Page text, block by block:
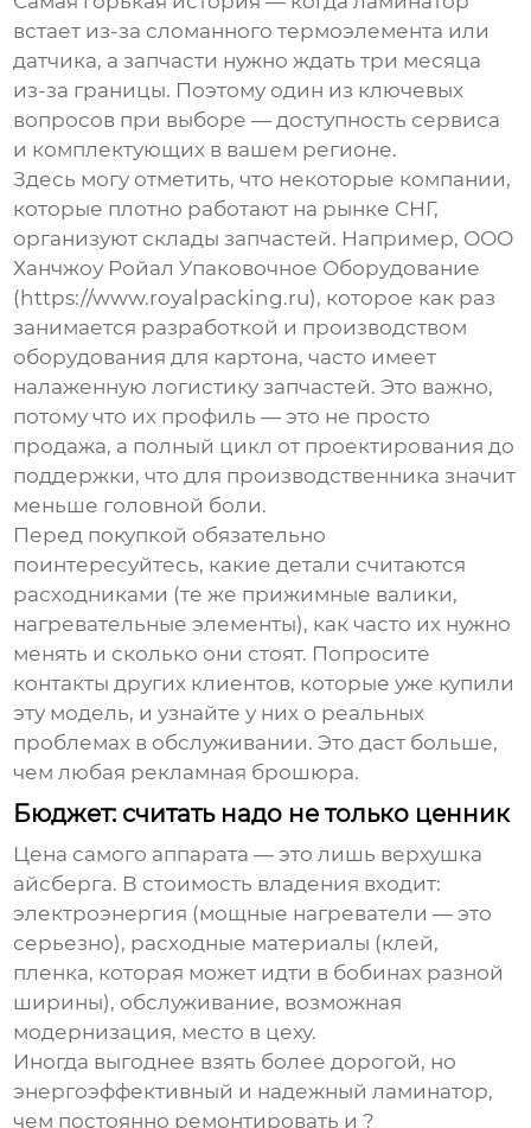
встает из-за сломанного термоэлемента или
датчика, а запчасти нужно ждать три месяца
из-за границы. Поэтому один из ключевых
вопросов при выборе — доступность сервиса
и комплектующих в вашем регионе.
Здесь могу отметить, что некоторые компании,
которые плотно работают на рынке СНГ,
организуют склады запчастей. Например, ООО
Ханчжоу Ройал Упаковочное Оборудование
( https://www.royalpacking.ru), которое как раз
занимается разработкой и производством
оборудования для картона, часто имеет
налаженную логистику запчастей. Это важно,
потому что их профиль — это не просто
продажа, а полный цикл от проектирования до
поддержки, что для производственника значит
меньше головной боли.
Перед покупкой обязательно
поинтересуйтесь, какие детали считаются
расходниками (те же прижимные валики,
нагревательные элементы), как часто их нужно
менять и сколько они стоят. Попросите
контакты других клиентов, которые уже купили
эту модель, и узнайте у них о реальных
проблемах в обслуживании. Это даст больше,
чем любая рекламная брошюра.
Бюджет: считать надо не только ценник
Цена самого аппарата — это лишь верхушка
айсберга. В стоимость владения входит:
электроэнергия (мощные нагреватели — это
серьезно), расходные материалы (клей,
пленка, которая может идти в бобинах разной
ширины), обслуживание, возможная
модернизация, место в цеху.
Иногда выгоднее взять более дорогой, но
энергоэффективный и надежныйламинатор,
чем постоянно ремонтировать и ?